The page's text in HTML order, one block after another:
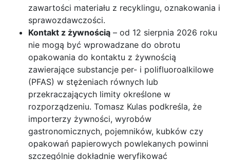
zawartości materiału z recyklingu, oznakowania i
sprawozdawczości.
Kontakt z żywnością – od 12 sierpnia 2026 roku
nie mogą być wprowadzane do obrotu
opakowania do kontaktu z żywnością
zawierające substancje per- i polifluoroalkilowe
(PFAS) w stężeniach równych lub
przekraczających limity określone w
rozporządzeniu. Tomasz Kulas podkreśla, że
importerzy żywności, wyrobów
gastronomicznych, pojemników, kubków czy
opakowań papierowych powlekanych powinni
szczególnie dokładnie weryfikować